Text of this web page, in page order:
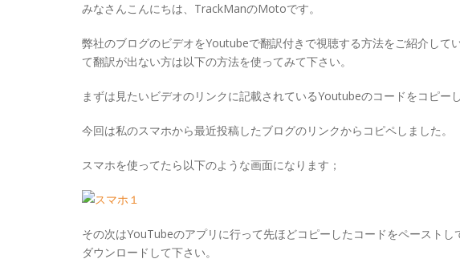
みなさんこんにちは、TrackManのMotoです。
弊社のブログのビデオをYoutubeで翻訳付きで視聴する方法をご紹介して
て翻訳が出ない方は以下の方法を使ってみて下さい。
まずは見たいビデオのリンクに記載されているYoutubeのコードをコピー
今回は私のスマホから最近投稿したブログのリンクからコピペしました。
スマホを使ってたら以下のような画面になります；
その次はYouTubeのアプリに行って先ほどコピーしたコードをペースト
ダウンロードして下さい。